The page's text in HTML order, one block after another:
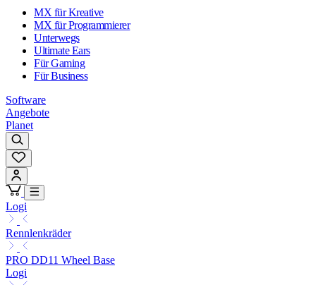
MX für Kreative
MX für Programmierer
Unterwegs
Ultimate Ears
Für Gaming
Für Business
Software
Angebote
Planet
Logi
Rennlenkräder
PRO DD11 Wheel Base
Logi